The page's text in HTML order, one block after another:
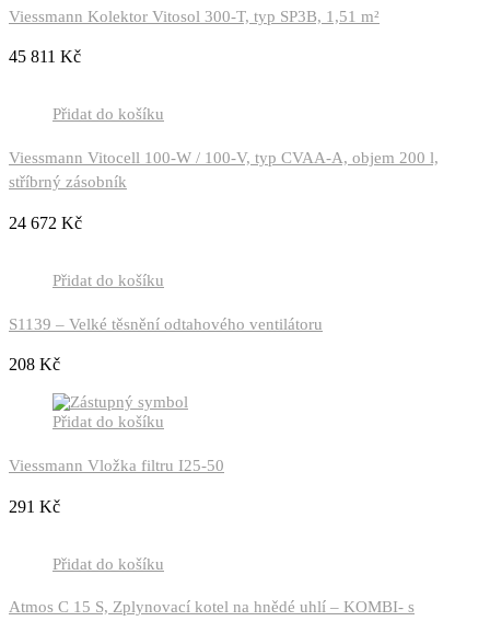
Viessmann Kolektor Vitosol 300-T, typ SP3B, 1,51 m²
45 811 Kč
Přidat do košíku
Viessmann Vitocell 100-W / 100-V, typ CVAA-A, objem 200 l,
stříbrný zásobník
24 672 Kč
Přidat do košíku
S1139 – Velké těsnění odtahového ventilátoru
208 Kč
Přidat do košíku
Viessmann Vložka filtru I25-50
291 Kč
Přidat do košíku
Atmos C 15 S, Zplynovací kotel na hnědé uhlí – KOMBI- s